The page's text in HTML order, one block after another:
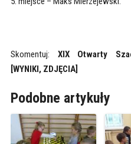
Skomentuj: XIX Otwarty
[WYNIKI, ZDJĘCIA]
Podobne artykuły